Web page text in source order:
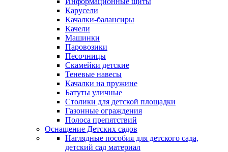
Карусели
Качалки-балансиры
Качели
Машинки
Паровозики
Песочницы
Скамейки детские
Теневые навесы
Качалки на пружине
Батуты уличные
Столики для детской площадки
Газонные ограждения
Полоса препятствий
Оснащение Детских садов
Наглядные пособия для детского сада,
детский сад материал